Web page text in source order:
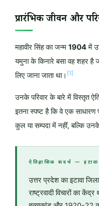
प्रारंभिक जीवन और
महावीर सिंह का जन्म 1904में
यमुना के किनारे बसा वह शहर है
लिए जाना जाता था। [1]
उनके परिवार के बारे में विस्तृत
इतना स्पष्ट है कि वे एक
कुल या सम्पदा में नहीं, बल्कि
ऐतिहासिक संदर्भ — इटावा
उत्तर प्रदेश का इटावा
राष्ट्रवादी विचारों का